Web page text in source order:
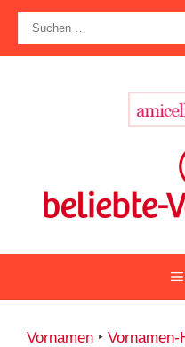
Zum
Inhalt
springen
nach:
Vornamen ‣